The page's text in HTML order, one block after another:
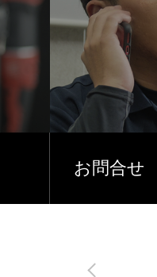
お問合せ